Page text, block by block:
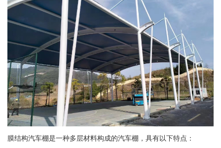
膜结构汽车棚是一种多层材料构成的汽车棚，具有以下特点：